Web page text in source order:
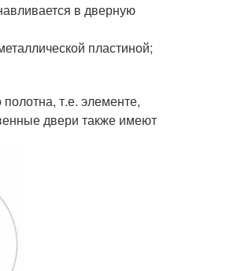
в дверную
пластиной;
т.е. элементе,
двери также имеют